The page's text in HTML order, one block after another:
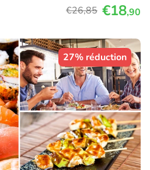
€26,85 €18,90
27% réduction